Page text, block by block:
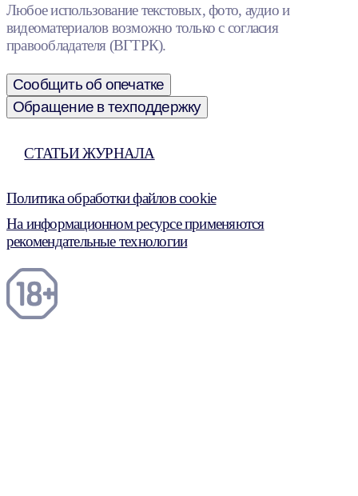
Любое использование текстовых, фото, аудио и
видеоматериалов возможно только с согласия
правообладателя (ВГТРК).
Сообщить об опечатке
Обращение в техподдержку
СТАТЬИ ЖУРНАЛА
Политика обработки файлов cookie
На информационном ресурсе применяются
рекомендательные технологии